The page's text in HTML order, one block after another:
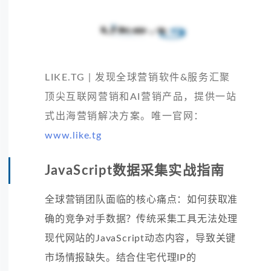
LIKE.TG | 发现全球营销软件&服务汇聚
顶尖互联网营销和AI营销产品，提供一站
式出海营销解决方案。唯一官网：
www.like.tg
JavaScript数据采集实战指南
全球营销团队面临的核心痛点：如何获取准
确的竞争对手数据？传统采集工具无法处理
现代网站的JavaScript动态内容，导致关键
市场情报缺失。结合住宅代理IP的